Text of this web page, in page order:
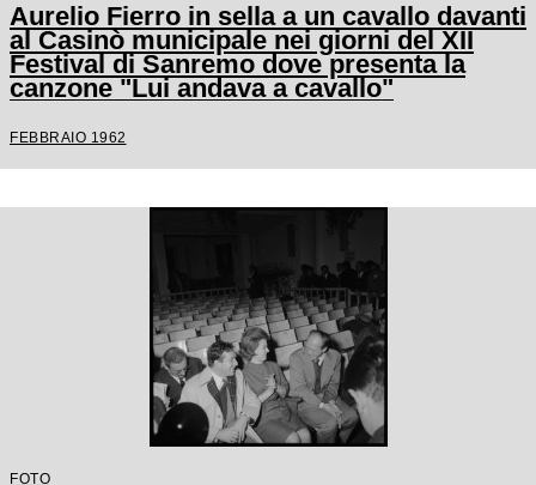
Aurelio Fierro in sella a un cavallo davanti
al Casinò municipale nei giorni del XII
Festival di Sanremo dove presenta la
canzone "Lui andava a cavallo"
FEBBRAIO 1962
FOTO